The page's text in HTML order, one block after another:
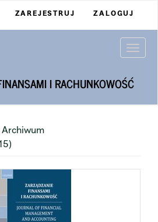
ZAREJESTRUJ ZALOGUJ
I RACHUNKOWOŚĆ
Archiwum